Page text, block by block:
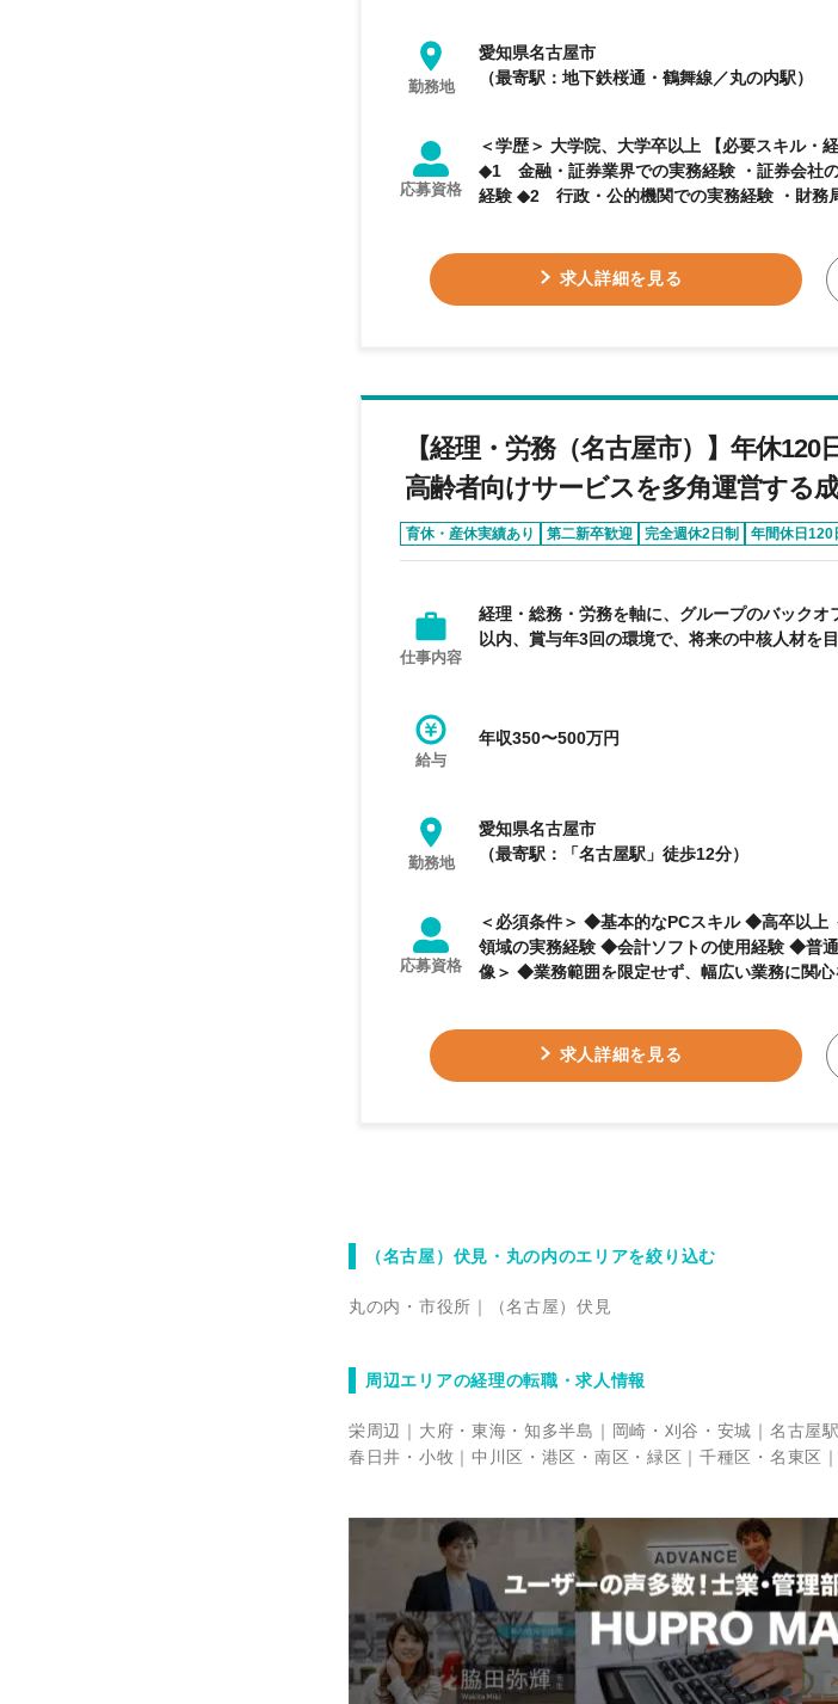
勤務地
愛知県名古屋市
（最寄駅：地下鉄桜通・鶴舞線／丸の内駅）
応募資格
＜学歴＞ 大学院、大学卒以上 【必要スキル・経験】 ※以下いずれかの実務経験を必須とします。
◆1 金融・証券業界での実務経験 ・証券会社
経験 ◆2 行政・公的機関での実務経験 ・財務局 ・証券取引所 などにおいて、開示書類の審査、上場
識 ・会社法 ・金融商品取引法 ・東京証券取引所の
・英文開示資料の作成や、海外投資家とのコミュニ
求人詳細を見る
【経理・労務（名古屋市）】年休
高齢者向けサービスを多角運営する
育休・産休実績あり 第二新卒歓迎 完全週休2日制 年間休日120
仕事内容
経理・総務・労務を軸に、グループのバック
以内、賞与年3回の環境で、将来の中核人材を目
給与
年収350〜500万円
勤務地
愛知県名古屋市
（最寄駅：「名古屋駅」徒歩12分）
応募資格
＜必須条件＞ ◆基本的なPCスキル ◆高卒以上 ＜歓迎条件＞ ◆事務・労務・経理などバックオフィス
領域の実務経験 ◆会計ソフトの使用経験 ◆普通自動車
像＞ ◆業務範囲を限定せず、幅広い業務に関
求人詳細を見る
（名古屋）伏見・丸の内のエリアを絞り込む
丸の内・市役所 （名古屋）伏見
周辺エリアの経理の転職・求人情報
栄周辺 大府・東海・知多半島 岡崎・刈谷・安城 名古屋駅
春日井・小牧
中川区・港区・南区・緑区 千種区・名東区